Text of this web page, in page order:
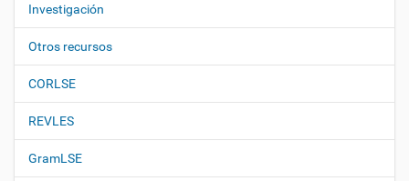
Investigación
Otros recursos
CORLSE
REVLES
GramLSE